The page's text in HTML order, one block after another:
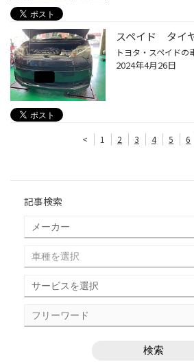
スペイド タイ
2024年4月26日
< 1 2 3 4 5 6
記事検索